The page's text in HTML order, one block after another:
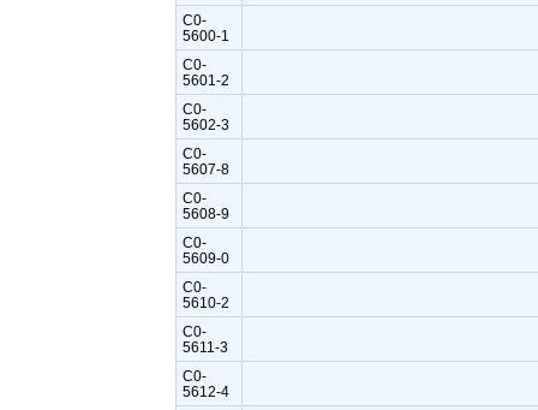
C0-
5600-1
C0-
5601-2
C0-
5602-3
C0-
5607-8
C0-
5608-9
C0-
5609-0
C0-
5610-2
C0-
5611-3
C0-
5612-4